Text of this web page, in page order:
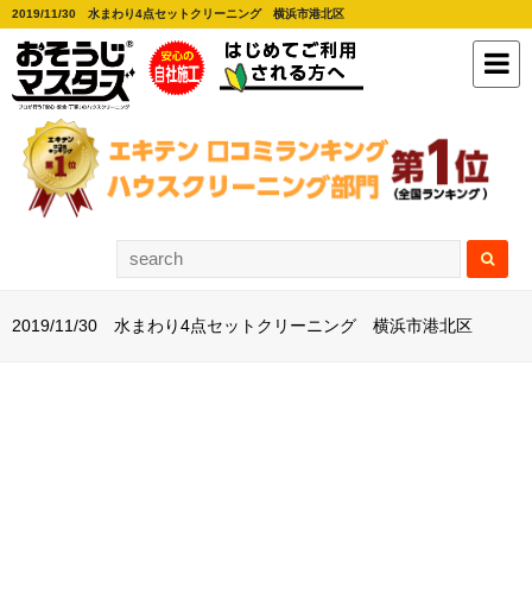
2019/11/30 水まわり4点セットクリーニング 横浜市港北区
2019/11/30 水まわり4点セットクリーニング 横浜市港北区